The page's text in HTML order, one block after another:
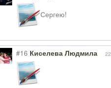
Сергею!
#16 Киселева Людмила